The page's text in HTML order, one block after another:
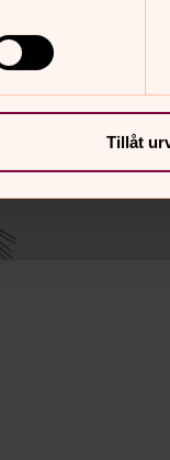
Tillåt